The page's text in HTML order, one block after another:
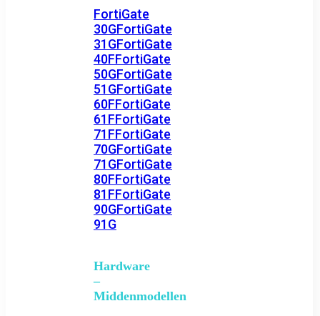
FortiGate
30GFortiGate
31GFortiGate
40FFortiGate
50GFortiGate
51GFortiGate
60FFortiGate
61FFortiGate
71FFortiGate
70GFortiGate
71GFortiGate
80FFortiGate
81FFortiGate
90GFortiGate
91G
Hardware
–
Middenmodellen